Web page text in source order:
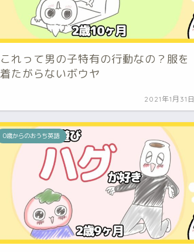
これって男の子特有の行動なの？服を
着たがらないボウヤ
2021年1月31日
0歳からのおうち英語